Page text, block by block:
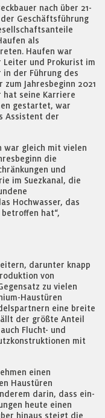
nach über 21-
Geschäftsführung
als
Haufen war
Leiter und Prokurist im
der Führung des
Jahresbeginn 2021
hat seine Karriere
gestartet, war
Assistent der
war gleich mit vielen
die
und
im Suezkanal, die
Hochwasser, das
hat“,
darunter knapp
von
zu vielen
Haustüren
eine breite
der größte Anteil
Flucht- und
mit
einen
Haustüren
darin, dass ein-
heute einen
hinaus steigt die